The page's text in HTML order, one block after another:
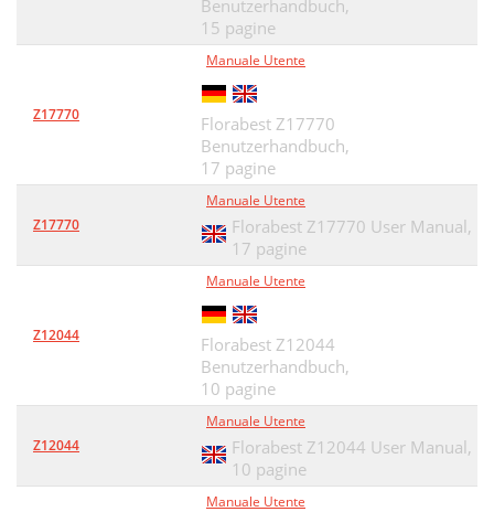
Technische Daten
43
Beschreibung
Sicherheitshinweise
Reinigung/Wartung/
Entsorgung/
Ersatzteile/Zubehör
51
Fehlersuche
52
Garantie
53
Benutzerhandbuch,
15 pagine
Z17770
Manuale Utente
Florabest Z17770
Benutzerhandbuch,
17 pagine
Z17770
Manuale Utente
Florabest Z17770 User Manual,
17 pagine
Z12044
Manuale Utente
Florabest Z12044
Benutzerhandbuch,
10 pagine
Z12044
Manuale Utente
Florabest Z12044 User Manual,
10 pagine
Manuale Utente